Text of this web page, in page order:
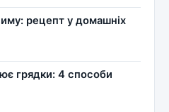
рецепт у домашніх
грядки: 4 способи